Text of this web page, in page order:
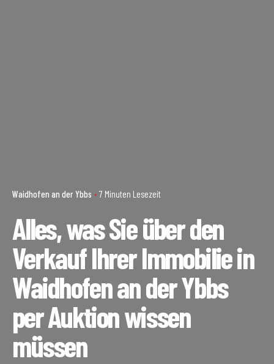
Waidhofen an der Ybbs 7 Minuten Lesezeit
Alles, was Sie über den
Verkauf Ihrer Immobilie in
Waidhofen an der Ybbs
per Auktion wissen
müssen